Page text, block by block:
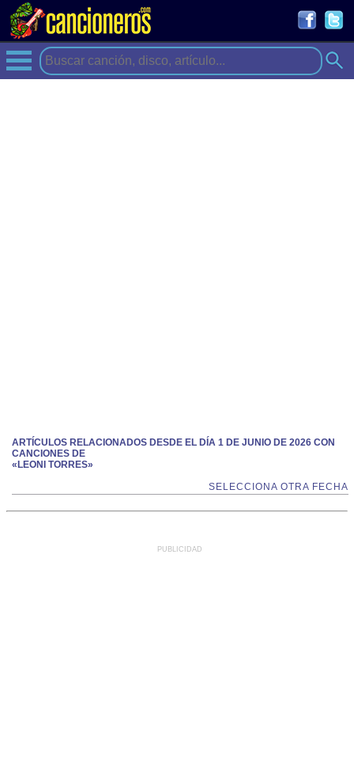
ARTÍCULOS RELACIONADOS DESDE EL DÍA 1 DE JUNIO DE 2026 CON
CANCIONES DE
«LEONI TORRES»
SELECCIONA OTRA FECHA
PUBLICIDAD